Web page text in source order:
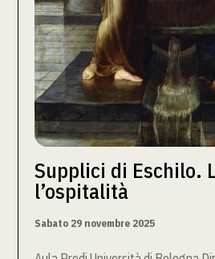
Supplici di Eschilo.
l’ospitalità
Sabato 29 novembre 2025